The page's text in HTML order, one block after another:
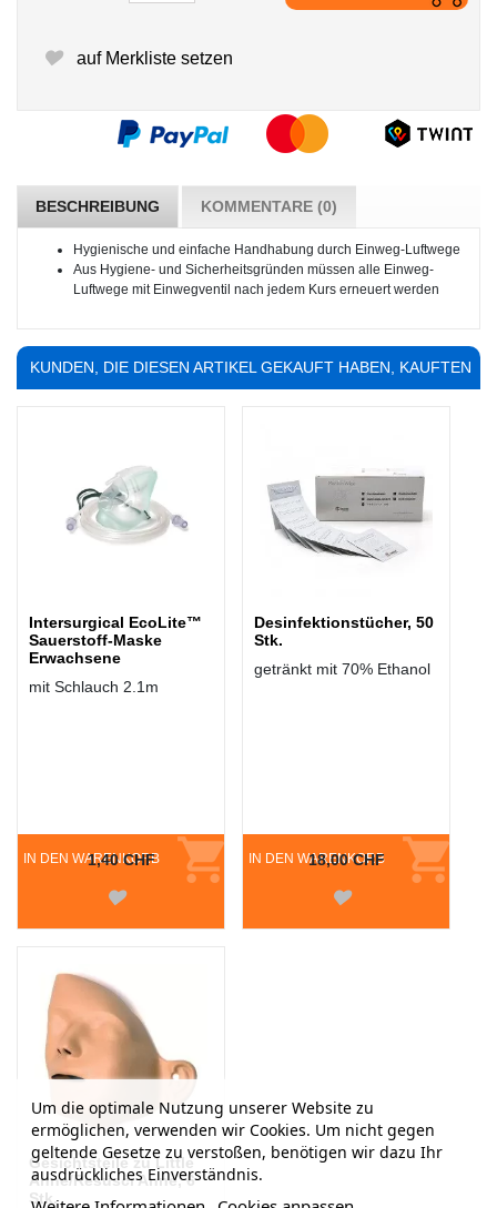
auf Merkliste setzen
BESCHREIBUNG KOMMENTARE (0)
Hygienische und einfache Handhabung durch Einweg-Luftwege
Aus Hygiene- und Sicherheitsgründen müssen alle Einweg-
Luftwege mit Einwegventil nach jedem Kurs erneuert werden
KUNDEN, DIE DIESEN ARTIKEL GEKAUFT HABEN, KAUFTEN
Intersurgical EcoLite™
Sauerstoff-Maske
Erwachsene
mit Schlauch 2.1m
IN DEN WARENKORB
1,40 CHF
Desinfektionstücher, 50
Stk.
getränkt mit 70% Ethanol
IN DEN WARENKORB
18,00 CHF
Gesichtsteile zu Little
Anne/Resusci Anne, 6
Stk.
Um die optimale Nutzung unserer Website zu
ermöglichen, verwenden wir Cookies. Um nicht gegen
geltende Gesetze zu verstoßen, benötigen wir dazu Ihr
ausdrückliches Einverständnis.